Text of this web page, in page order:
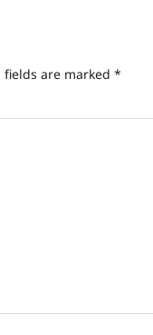
fields are marked *